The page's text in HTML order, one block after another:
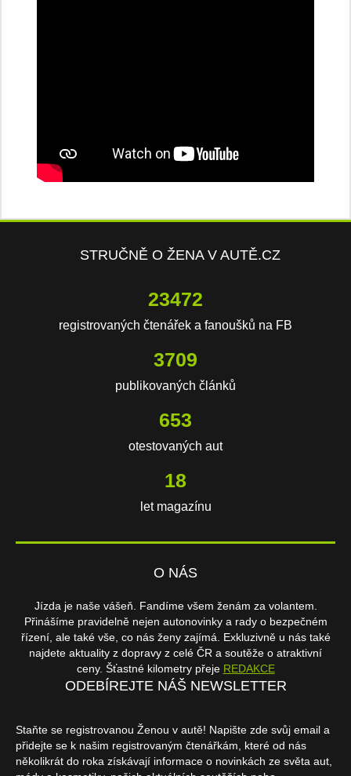
STRUČNĚ O ŽENA V AUTĚ.CZ
23472
registrovaných čtenářek a fanoušků na FB
3709
publikovaných článků
653
otestovaných aut
18
let magazínu
O NÁS
Jízda je naše vášeň. Fandíme všem ženám za volantem.
Přinášíme pravidelně nejen autonovinky a rady o bezpečném
řízení, ale také vše, co nás ženy zajímá. Exkluzivně u nás také
najdete aktuality z dopravy z celé ČR a soutěže o atraktivní
ceny. Šťastné kilometry přeje REDAKCE
ODEBÍREJTE NÁŠ NEWSLETTER
Staňte se registrovanou Ženou v autě! Napište zde svůj email a
přidejte se k našim registrovaným čtenářkám, které od nás
několikrát do roka získávají informace o novinkách ze světa aut,